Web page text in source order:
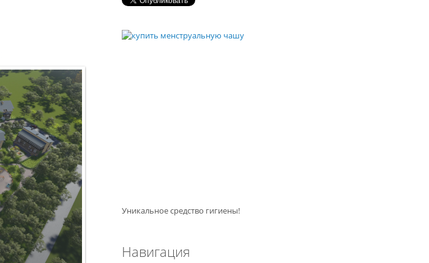
Уникальное средство гигиены!
Навигация